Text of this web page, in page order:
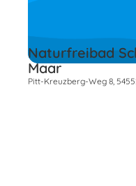
Naturfreibad
Maar
Pitt-Kreuzberg-Weg 8,